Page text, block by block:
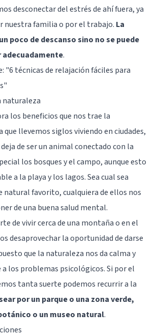
desconectar del estrés de ahí fuera, ya
nuestra familia o por el trabajo. La
poco de descanso sino no se puede
.
"6 técnicas de relajación fáciles para
naturaleza
los beneficios que nos trae la
que llevemos siglos viviendo en ciudades,
de ser un animal conectado con la
los bosques y el campo, aunque esto
a la playa y los lagos. Sea cual sea
favorito, cualquiera de ellos nos
de una buena salud mental.
de vivir cerca de una montaña o en el
desaprovechar la oportunidad de darse
que la naturaleza nos da calma y
los problemas psicológicos. Si por el
tanta suerte podemos recurrir a la
por un parque o una zona verde,
o un museo natural.